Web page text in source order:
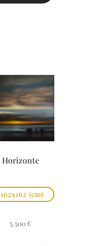
Horizonte
162x162 (cm)
5.500 €